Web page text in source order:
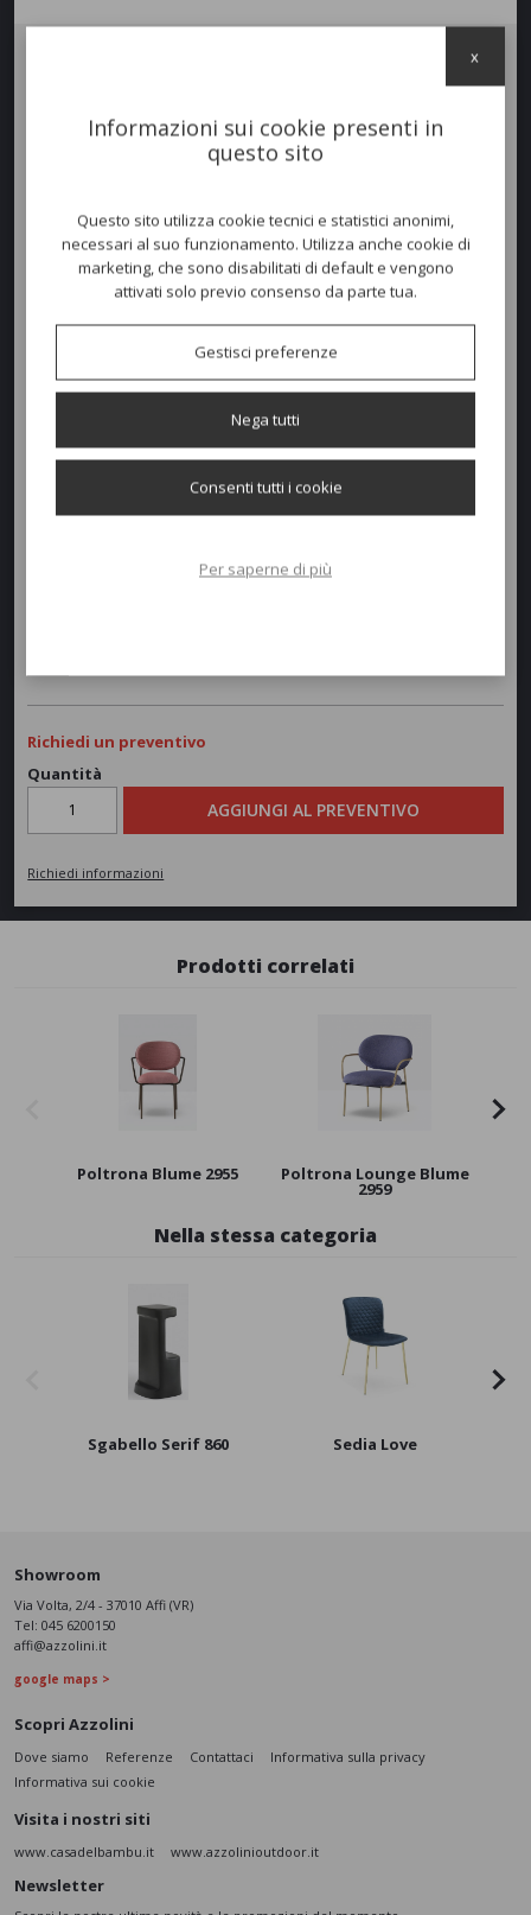
, il sottile telaio in estruso di alluminio si unisce alla
confortevole e soffice. I diversi rivestimenti e le finiture disponibili
permettono a questa collezione di adattarsi ad ogni situazione.
Dimensioni e peso
Richiedi un preventivo
Quantità
AGGIUNGI AL PREVENTIVO
Richiedi informazioni
Prodotti correlati
Poltrona Blume 2955 Poltrona Lounge Blume
2959
Nella stessa categoria
Sgabello Serif 860 Sedia Love
Showroom
Via Volta, 2/4 - 37010 Affi (VR)
Tel: 045 6200150
affi@azzolini.it
google maps >
Scopri Azzolini
Dove siamo Referenze Contattaci
Informativa sulla privacy
Informativa sui cookie
Visita i nostri siti
www.casadelbambu.it www.azzolinioutdoor.it
Newsletter
Informazioni sui cookie presenti in
questo sito
Questo sito utilizza cookie tecnici e statistici anonimi,
necessari al suo funzionamento. Utilizza anche cookie di
marketing, che sono disabilitati di default e vengono
attivati solo previo consenso da parte tua.
Gestisci preferenze
Nega tutti
Consenti tutti i cookie
Per saperne di più
x